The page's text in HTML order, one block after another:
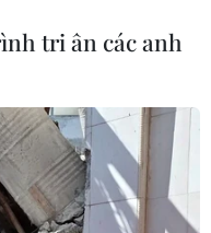
tri ân các anh